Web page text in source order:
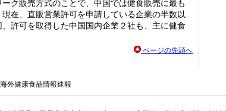
ーク販売方式のことで、中国では健食販売に最も
在、直販営業許可を申請している企業の半数以
、許可を取得した中国国内企業２社も、主に健食
ページの先頭へ
外健康食品情報速報